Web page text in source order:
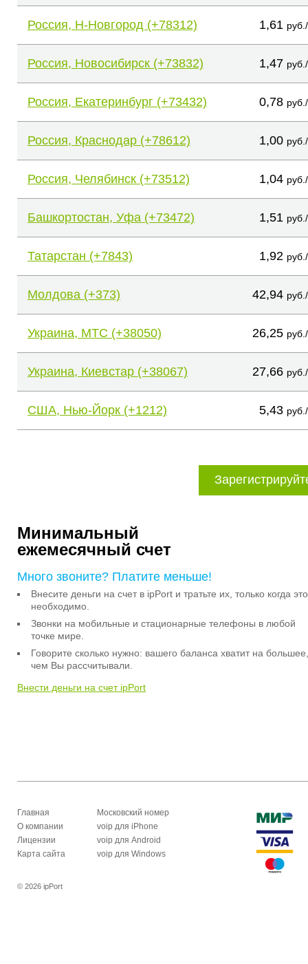
Россия, Н-Новгород (+78312) 1,61
Россия, Новосибирск (+73832) 1,47
Россия, Екатеринбург (+73432) 0,78
Россия, Краснодар (+78612) 1,00
Россия, Челябинск (+73512) 1,04
Башкортостан, Уфа (+73472) 1,51
Татарстан (+7843) 1,92
Молдова (+373) 42,94
Украина, МТС (+38050) 26,25
Украина, Киевстар (+38067) 27,66
США, Нью-Йорк (+1212) 5,43
Минимальный
ежемесячный счет
Много звоните? Платите меньше!
Внесите деньги на счет в ipPort и тратьте их, только когда это
необходимо.
Звонки на мобильные и стационарные телефоны в любой
точке мире.
Говорите сколько нужно: вашего баланса хватит на большее,
чем Вы рассчитывали.
Внести деньги на счет ipPort
Главная
О компании
Лицензии
Карта сайта
Московский номер
voip для iPhone
voip для Android
voip для Windows
© 2026 ipPort